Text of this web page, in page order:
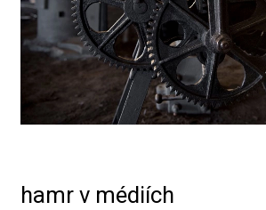
hamr v médiích